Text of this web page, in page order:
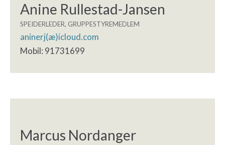
Anine Rullestad-Jansen
SPEIDERLEDER, GRUPPESTYREMEDLEM
aninerj(æ)icloud.com
Mobil: 91731699
Marcus Nordanger